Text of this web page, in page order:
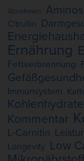
Abnehmen
Citrullin
Ernährung
Fettverbrennung
Immunsystem
Kohlenhydrate
Kommentar
L-Carnitin
Longevity Low